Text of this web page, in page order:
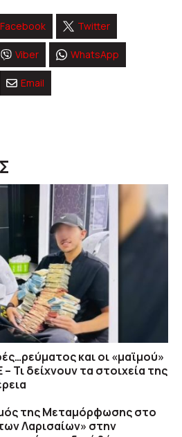
Facebook Twitter
Viber WhatsApp
Email
και οι «μαϊμού»
Τι δείχνουν τα στοιχεία της
της Μεταμόρφωσης στο
Λαρισαίων» στην